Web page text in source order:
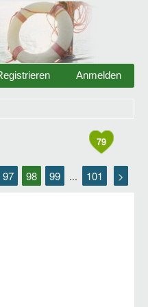
Anmelden
79
97 98 99 ... 101 >